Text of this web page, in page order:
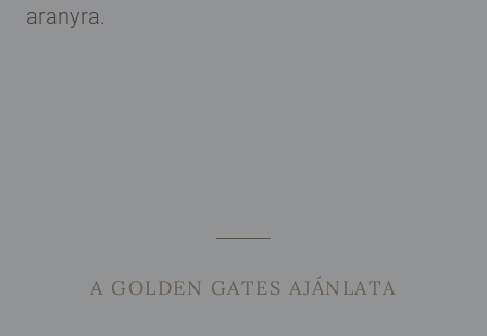
aranyra.
A GOLDEN GATES AJÁNLATA